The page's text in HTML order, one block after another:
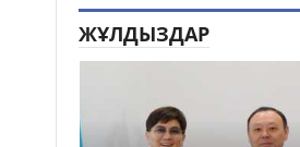
ЖҰЛДЫЗДАР